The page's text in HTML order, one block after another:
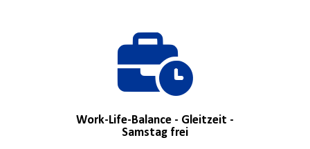
Work-Life-Balance - Gleitzeit -
Samstag frei